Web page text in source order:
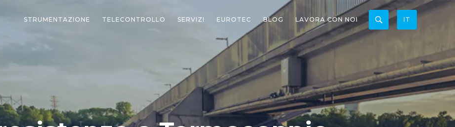
STRUMENTAZIONE TELECONTROLLO SERVIZI EUROTEC BLOG LAVORA CON NOI IT